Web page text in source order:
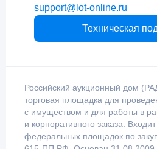
support@lot-online.ru
Техническая
Российский аукционный дом
торговая площадка для
с имуществом и для работы в
и корпоративного заказа.
федеральных площадок по